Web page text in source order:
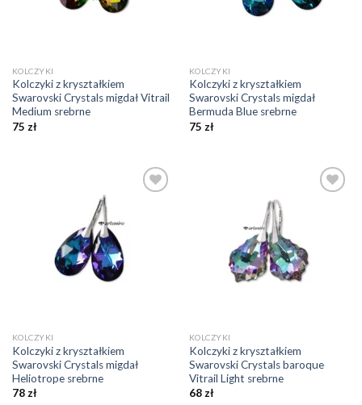
KOLCZYKI
Kolczyki z kryształkiem
Swarovski Crystals migdał Vitrail
Medium srebrne
75 zł
KOLCZYKI
Kolczyki z kryształkiem
Swarovski Crystals migdał
Bermuda Blue srebrne
75 zł
KOLCZYKI
Kolczyki z kryształkiem
Swarovski Crystals migdał
Heliotrope srebrne
78zł
KOLCZYKI
Kolczyki z kryształkiem
Swarovski Crystals baroque
Vitrail Light srebrne
68zł